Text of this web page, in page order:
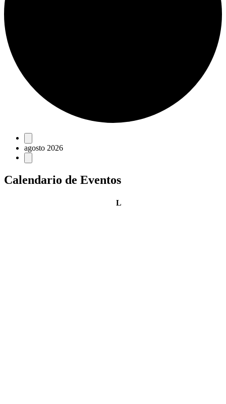
Eventos
agosto 2026
Calendario de Eventos
Llunes